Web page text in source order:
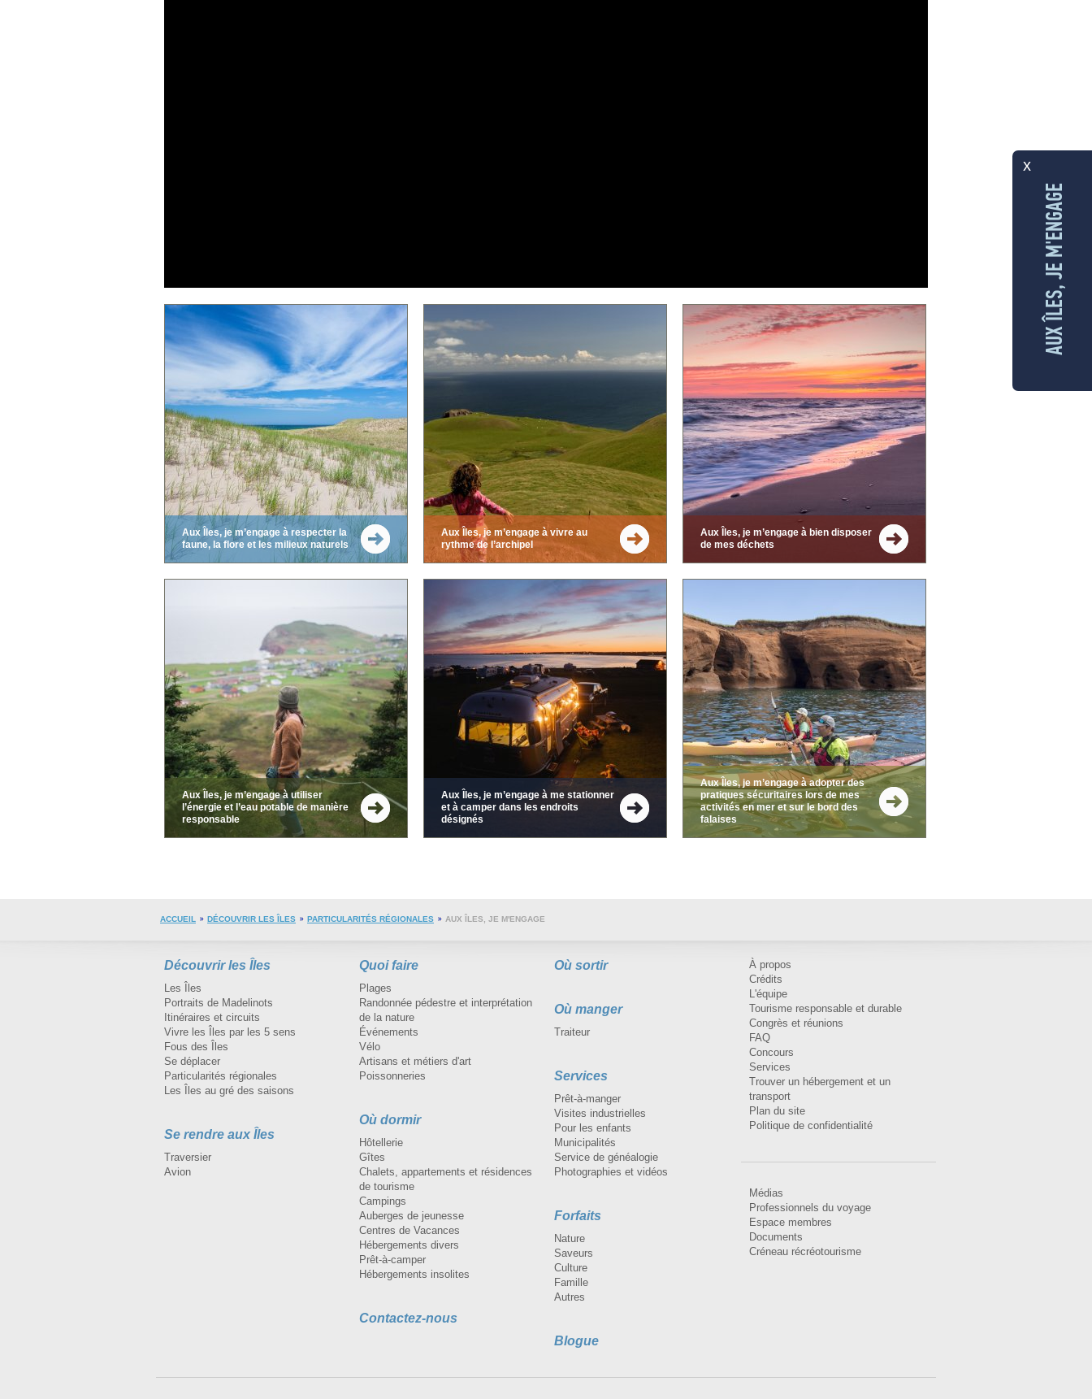
Aux Îles, je m’engage à respecter la
faune, la flore et les milieux naturels
Aux Îles, je m’engage à vivre au
rythme de l’archipel
Aux Îles, je m’engage à bien disposer
de mes déchets
Aux Îles, je m’engage à utiliser
l’énergie et l’eau potable de manière
responsable
Aux Îles, je m’engage à me stationner
et à camper dans les endroits
désignés
Aux Îles, je m’engage à adopter des
pratiques sécuritaires lors de mes
activités en mer et sur le bord des
falaises
ACCUEIL DÉCOUVRIR LES ÎLES PARTICULARITÉS RÉGIONALES AUX ÎLES, JE M'ENGAGE
Découvrir les Îles
Les Îles
Portraits de Madelinots
Itinéraires et circuits
Vivre les Îles par les 5 sens
Fous des Îles
Se déplacer
Particularités régionales
Les Îles au gré des saisons
Se rendre aux Îles
Traversier
Avion
Quoi faire
Plages
Randonnée pédestre et interprétation
de la nature
Événements
Vélo
Artisans et métiers d'art
Poissonneries
Où dormir
Hôtellerie
Gîtes
Chalets, appartements et résidences
de tourisme
Campings
Auberges de jeunesse
Centres de Vacances
Hébergements divers
Prêt-à-camper
Hébergements insolites
Contactez-nous
Où sortir
Où manger
Traiteur
Services
Prêt-à-manger
Visites industrielles
Pour les enfants
Municipalités
Service de généalogie
Photographies et vidéos
Forfaits
Nature
Saveurs
Culture
Famille
Autres
Blogue
À propos
Crédits
L'équipe
Tourisme responsable et durable
Congrès et réunions
FAQ
Concours
Services
Trouver un hébergement et un
transport
Plan du site
Politique de confidentialité
Médias
Professionnels du voyage
Espace membres
Documents
Créneau récréotourisme
x
AUX ÎLES, JE M'ENGAGE